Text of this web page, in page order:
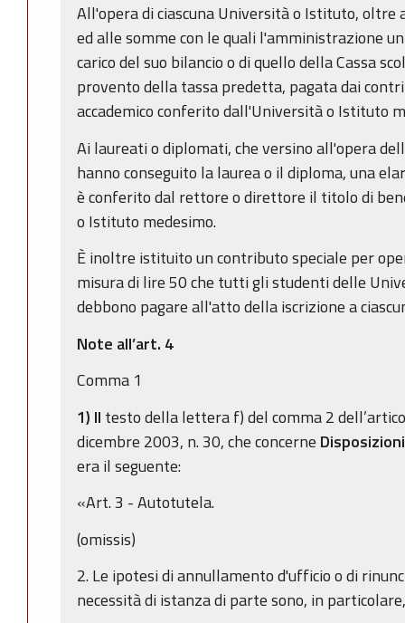
All'opera di ciascuna Università o Istituto,
ed alle somme con le quali l'amministrazione
carico del suo bilancio o di quello della Cassa
provento della tassa predetta, pagata dai
accademico conferito dall'Università o Istituto
Ai laureati o diplomati, che versino all'opera
hanno conseguito la laurea o il diploma, una
è conferito dal rettore o direttore il titolo di
o Istituto medesimo.
È inoltre istituito un contributo speciale per
misura di lire 50 che tutti gli studenti delle
debbono pagare all'atto della iscrizione a
Note all’art. 4
Comma 1
1) Il testo della lettera f) del comma 2
dicembre 2003, n. 30, che concerne
era il seguente:
«Art. 3 - Autotutela.
(omissis)
2. Le ipotesi di annullamento d'ufficio o di
necessità di istanza di parte sono, in